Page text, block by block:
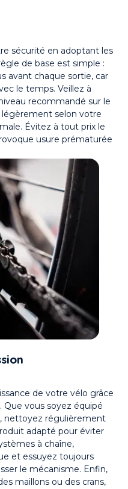
sécurité en adoptant les
de base est simple :
avant chaque sortie, car
le temps. Veillez à
recommandé sur le
légèrement selon votre
Évitez à tout prix le
usure prématurée
de votre vélo grâce
Que vous soyez équipé
nettoyez régulièrement
adapté pour éviter
à chaîne,
et essuyez toujours
le mécanisme. Enfin,
maillons ou des crans,